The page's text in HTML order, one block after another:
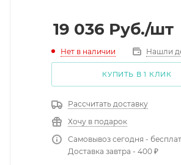
19 036 Руб./шт
Нет в наличии Нашли
КУПИТЬ В 1 КЛИК
Рассчитать доставку
Хочу в подарок
Самовывоз сегодня -
Доставка завтра - 400 ₽